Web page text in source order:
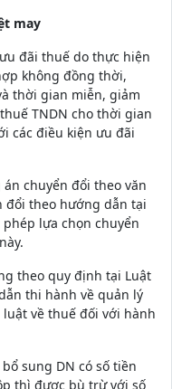
may
đãi thuế do thực hiện
không đồng thời,
thời gian miễn, giảm
TNDN cho thời gian
các điều kiện ưu đãi
chuyển đổi theo văn
đổi theo hướng dẫn tại
lựa chọn chuyển
theo quy định tại Luật
thi hành về quản lý
về thuế đối với hành
sung DN có số tiền
thì được bù trừ với số